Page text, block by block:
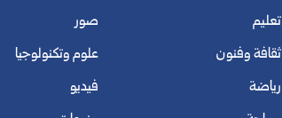
تعليم
ثقافة وفنون
رياضة
صور
علوم وتكنولوجيا
فيديو